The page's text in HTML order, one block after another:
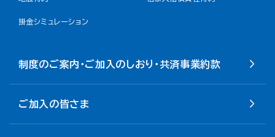
掛金シミュレーション
制度のご案内・ご加入のしおり・共済事業約款
ご加入の皆さま